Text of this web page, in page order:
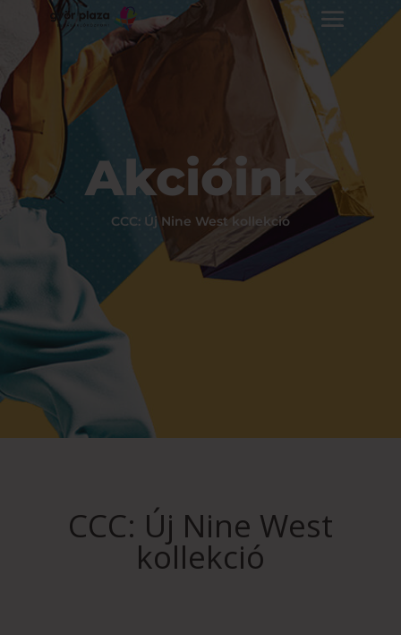
Akcióink
CCC: Új Nine West kollekció
CCC: Új Nine West
kollekció